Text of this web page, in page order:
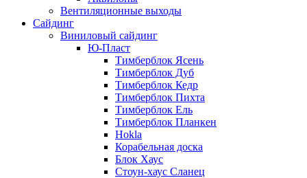
Вентиляционные выходы
Сайдинг
Виниловый сайдинг
Ю-Пласт
Тимберблок Ясень
Тимберблок Дуб
Тимберблок Кедр
Тимберблок Пихта
Тимберблок Ель
Тимберблок Планкен
Hokla
Корабельная доска
Блок Хаус
Стоун-хаус Сланец